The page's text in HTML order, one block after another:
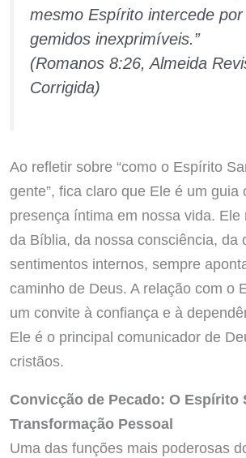
mesmo Espírito intercede
gemidos inexprimíveis.”
(Romanos 8:26, Almeida
Corrigida)
Ao refletir sobre “como o Espírito
gente”, fica claro que Ele é um guia
presença íntima em nossa vida. Ele
da Bíblia, da nossa consciência, da
sentimentos internos, sempre
caminho de Deus. A relação com o
um convite à confiança e à
Ele é o principal comunicador de
cristãos.
Convicção de Pecado: O Espírito
Transformação Pessoal
Uma das funções mais poderosas